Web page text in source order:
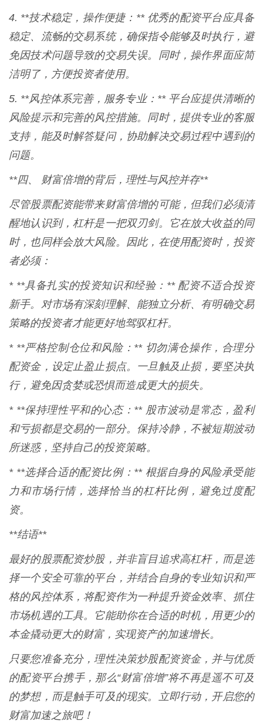
4. **技术稳定，操作便捷：** 优秀的配资平台应具备
稳定、流畅的交易系统，确保指令能够及时执行，避
免因技术问题导致的交易失误。同时，操作界面应简
洁明了，方便投资者使用。
5. **风控体系完善，服务专业：** 平台应提供清晰的
风险提示和完善的风控措施。同时，提供专业的客服
支持，能及时解答疑问，协助解决交易过程中遇到的
问题。
**四、 财富倍增的背后，理性与风控并存**
尽管股票配资能带来财富倍增的可能，但我们必须清
醒地认识到，杠杆是一把双刃剑。它在放大收益的同
时，也同样会放大风险。因此，在使用配资时，投资
者必须：
* **具备扎实的投资知识和经验：** 配资不适合投资
新手。对市场有深刻理解、能独立分析、有明确交易
策略的投资者才能更好地驾驭杠杆。
* **严格控制仓位和风险：** 切勿满仓操作，合理分
配资金，设定止盈止损点。一旦触及止损，要坚决执
行，避免因贪婪或恐惧而造成更大的损失。
* **保持理性平和的心态：** 股市波动是常态，盈利
和亏损都是交易的一部分。保持冷静，不被短期波动
所迷惑，坚持自己的投资策略。
* **选择合适的配资比例：** 根据自身的风险承受能
力和市场行情，选择恰当的杠杆比例，避免过度配
资。
**结语**
最好的股票配资炒股，并非盲目追求高杠杆，而是选
择一个安全可靠的平台，并结合自身的专业知识和严
格的风控体系，将配资作为一种提升资金效率、抓住
市场机遇的工具。它能助你在合适的时机，用更少的
本金撬动更大的财富，实现资产的加速增长。
只要您准备充分，理性决策炒股配资资金，并与优质
的配资平台携手，那么“财富倍增”将不再是遥不可及
的梦想，而是触手可及的现实。立即行动，开启您的
财富加速之旅吧！